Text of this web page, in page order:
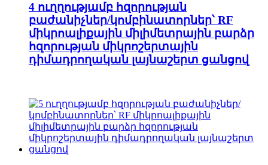
4 ուղղությամբ հզորության
բաժանիչներ/կոմբինատորներ՝ RF
միկրոալիքային միլիմետրային բարձր
հզորության միկրոշերտային
դիմադրողական լայնաշերտ ցանցով